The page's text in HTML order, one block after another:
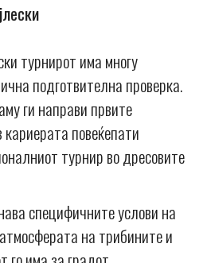
турнирот има многу
подготвителна проверка.
ги направи првите
повеќепати
турнир во дресовите
специфичните услови на
на трибините и